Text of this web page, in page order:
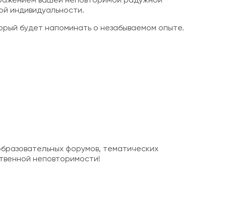
индивидуальности.
будет напоминать о незабываемом опыте.
форумов, тематических
неповторимости!